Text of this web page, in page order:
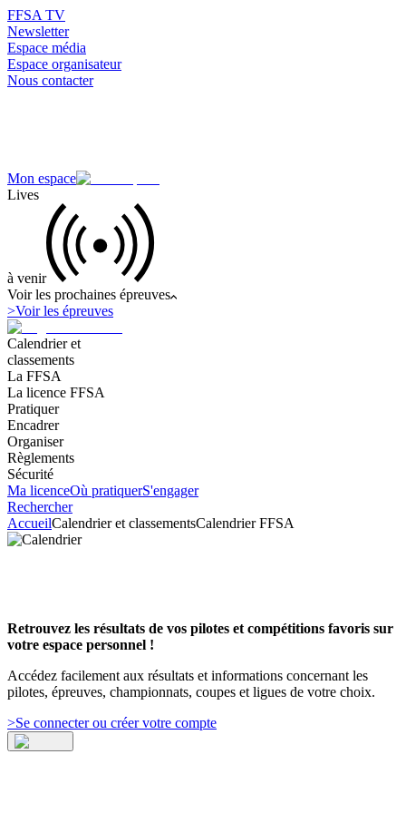
FFSA TV
Newsletter
Espace média
Espace organisateur
Nous contacter
Mon espace
Lives
à venir
Voir les prochaines épreuves
>Voir les épreuves
Calendrier et
classements
La FFSA
La licence FFSA
Pratiquer
Encadrer
Organiser
Règlements
Sécurité
Ma licenceOù pratiquerS'engager
Rechercher
AccueilCalendrier et classementsCalendrier FFSA
Retrouvez les résultats de vos pilotes et compétitions favoris sur
votre espace personnel !
Accédez facilement aux résultats et informations concernant les
pilotes, épreuves, championnats, coupes et ligues de votre choix.
>Se connecter ou créer votre compte